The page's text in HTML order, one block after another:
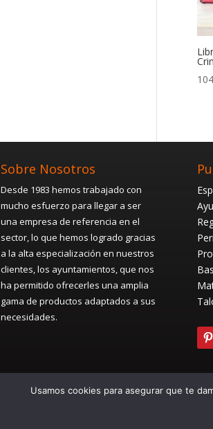
Sobre Nosotros
Desde 1983 hemos trabajado con
mucho esfuerzo para llegar a ser
una empresa de referencia en el
sector, lo que hemos logrado gracias
a la alta especialización en nuestros
clientes, los ayuntamientos, que nos
ha permitido ofrecerles una amplia
gama de productos adaptados a sus
necesidades.
©
Usamos cookies para asegurar que te